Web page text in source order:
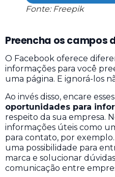
Fonte: Freepik
Preencha os campos
O Facebook oferece
informações para você
uma página. E ignorá-los
Ao invés disso, encare
oportunidades para
respeito da sua empresa.
informações úteis como
para contato, por
uma possibilidade para
marca e solucionar
comunicação entre